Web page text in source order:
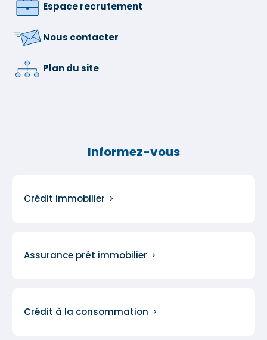
Espace recrutement
Nous contacter
Plan du site
Informez-vous
Crédit immobilier
Assurance prêt immobilier
Crédit à la consommation